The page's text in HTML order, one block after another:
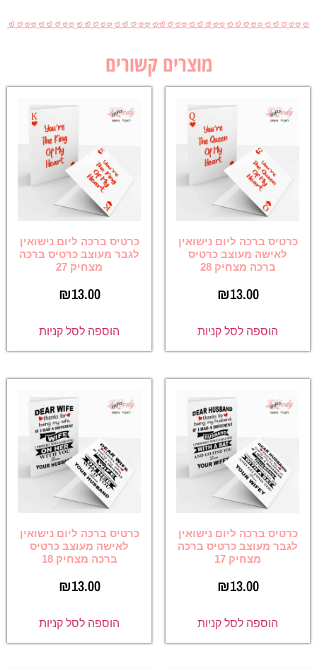
מוצרים קשורים
כרטיס ברכה ליום נישואין
לאישה מעוצב כרטיס
ברכה מצחיק 28
₪13.00
הוספה לסל קניות
כרטיס ברכה ליום נישואין
לגבר מעוצב כרטיס ברכה
מצחיק 27
₪13.00
הוספה לסל קניות
כרטיס ברכה ליום נישואין
לגבר מעוצב כרטיס ברכה
מצחיק 17
₪13.00
הוספה לסל קניות
כרטיס ברכה ליום נישואין
לאישה מעוצב כרטיס
ברכה מצחיק 18
₪13.00
הוספה לסל קניות